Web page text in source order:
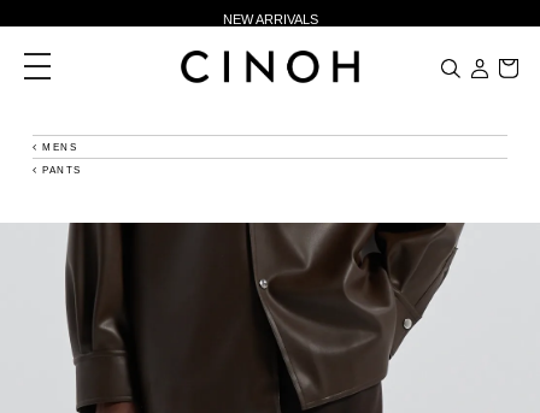
NEW ARRIVALS
新規会員登録500ポイントプレゼント
夏季休業に伴う一部業務休業のお知らせ
ニュースレター登録で¥1,000クーポン進呈
toggle
navigation
MENS
PANTS